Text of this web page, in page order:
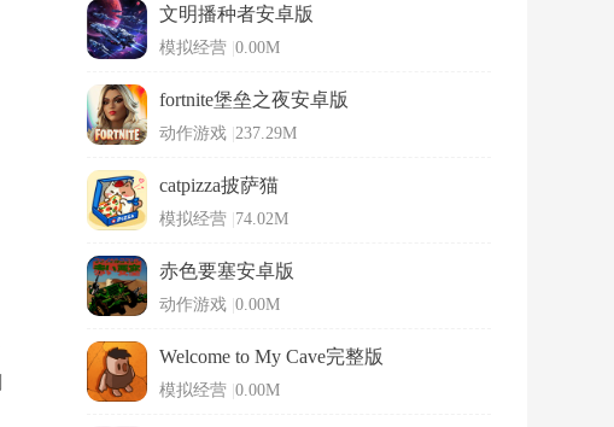
文明播种者安卓版
模拟经营 0.00M
fortnite堡垒之夜安卓版
动作游戏 237.29M
catpizza披萨猫
模拟经营 74.02M
赤色要塞安卓版
动作游戏 0.00M
Welcome to My Cave完整版
模拟经营 0.00M